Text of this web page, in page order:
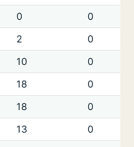
0
0
2
0
10
0
18
0
18
0
13
0